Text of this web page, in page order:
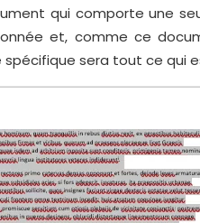
qui comporte une
et, comme ce
sera tout ce qui